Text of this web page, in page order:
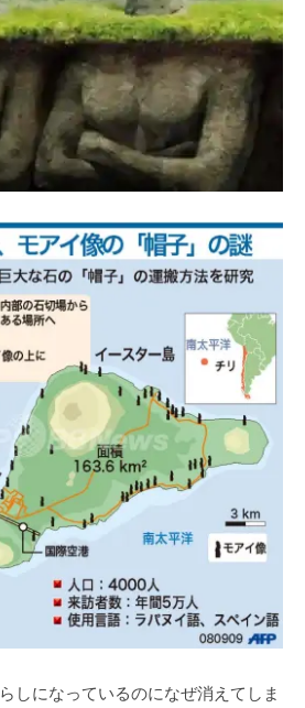
しになっているのになぜ消えてしま